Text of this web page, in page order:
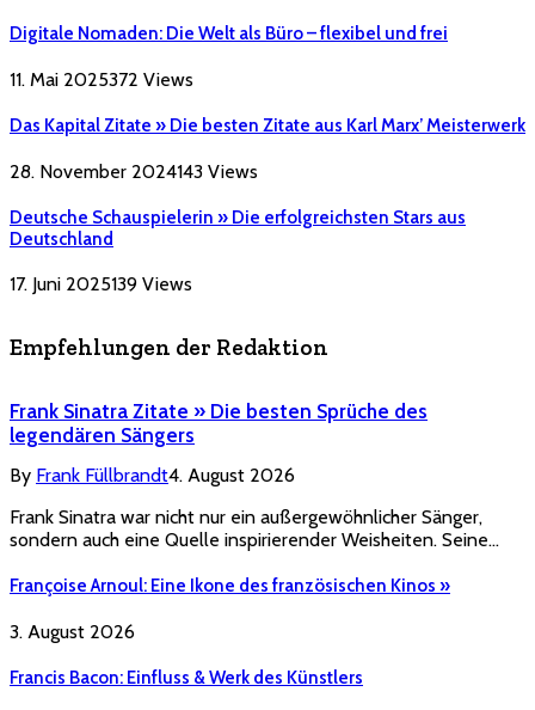
Digitale Nomaden: Die Welt als Büro – flexibel und frei
11. Mai 2025372 Views
Das Kapital Zitate » Die besten Zitate aus Karl Marx’ Meisterwerk
28. November 2024143 Views
Deutsche Schauspielerin » Die erfolgreichsten Stars aus
Deutschland
17. Juni 2025139 Views
Empfehlungen der Redaktion
Frank Sinatra Zitate » Die besten Sprüche des
legendären Sängers
By Frank Füllbrandt4. August 2026
Frank Sinatra war nicht nur ein außergewöhnlicher Sänger,
sondern auch eine Quelle inspirierender Weisheiten. Seine…
Françoise Arnoul: Eine Ikone des französischen Kinos »
3. August 2026
Francis Bacon: Einfluss & Werk des Künstlers